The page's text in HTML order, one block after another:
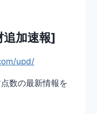
追加速報]
upd/
数の最新情報を